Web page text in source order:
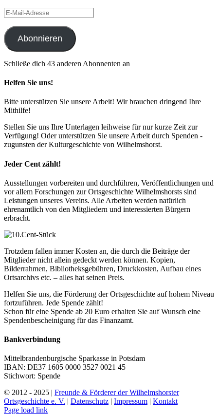
E-
Mail-
Adresse
Abonnieren
Schließe dich 43 anderen Abonnenten an
Helfen Sie uns!
Bitte unterstützen Sie unsere Arbeit! Wir brauchen dringend Ihre
Mithilfe!
Stellen Sie uns Ihre Unterlagen leihweise für nur kurze Zeit zur
Verfügung! Oder unterstützen Sie unsere Arbeit durch Spenden -
zugunsten der Kulturgeschichte von Wilhelmshorst.
Jeder Cent zählt!
Ausstellungen vorbereiten und durchführen, Veröffentlichungen und
vor allem Forschungen zur Ortsgeschichte Wilhelmshorsts sind
Leistungen unseres Vereins. Alle Arbeiten werden natürlich
ehrenamtlich von den Mitgliedern und interessierten Bürgern
erbracht.
Trotzdem fallen immer Kosten an, die durch die Beiträge der
Mitglieder nicht allein gedeckt werden können. Kopien,
Bilderrahmen, Bibliotheksgebühren, Druckkosten, Aufbau eines
Ortsarchivs etc. – alles hat seinen Preis.
Helfen Sie uns, die Förderung der Ortsgeschichte auf hohem Niveau
fortzuführen. Jede Spende zählt!
Schon für eine Spende ab 20 Euro erhalten Sie auf Wunsch eine
Spendenbescheinigung für das Finanzamt.
Bankverbindung
Mittelbrandenburgische Sparkasse in Potsdam
IBAN: DE37 1605 0000 3527 0021 45
Stichwort: Spende
© 2012 - 2025 | Freunde & Förderer der Wilhelmshorster
Ortsgeschichte e. V. | Datenschutz | Impressum | Kontakt
Instagram
Page load link